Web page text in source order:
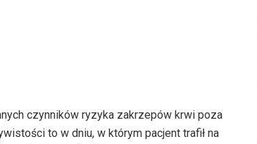
czynników ryzyka zakrzepów krwi poza
to w dniu, w którym pacjent trafił na